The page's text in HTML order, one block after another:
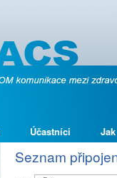
Účastníci
Seznam